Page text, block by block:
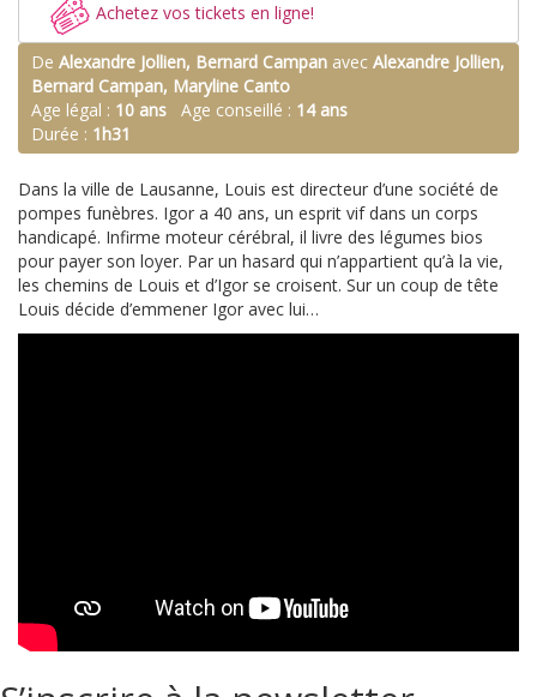
Achetez vos tickets en ligne!
De Alexandre Jollien, Bernard Campan avec Alexandre Jollien,
Bernard Campan, Maryline Canto
Age légal : 10 ans Age conseillé : 14 ans
Durée : 1h31
Dans la ville de Lausanne, Louis est directeur d’une société de
pompes funèbres. Igor a 40 ans, un esprit vif dans un corps
handicapé. Infirme moteur cérébral, il livre des légumes bios
pour payer son loyer. Par un hasard qui n’appartient qu’à la vie,
les chemins de Louis et d’Igor se croisent. Sur un coup de tête
Louis décide d’emmener Igor avec lui…